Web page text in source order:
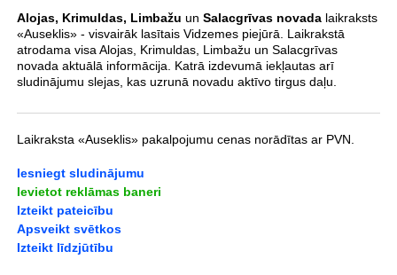
Alojas, Krimuldas, Limbažu un Salacgrīvas novadalaikraksts
«Auseklis» - visvairāk lasītais Vidzemes piejūrā. Laikrakstā
atrodama visa Alojas, Krimuldas, Limbažu un Salacgrīvas
novada aktuālā informācija. Katrā izdevumā iekļautas arī
sludinājumu slejas, kas uzrunā novadu aktīvo tirgus daļu.
Laikraksta «Auseklis» pakalpojumu cenas norādītas ar PVN.
Iesniegt sludinājumu
Ievietot reklāmas baneri
Izteikt pateicību
Apsveikt svētkos
Izteikt līdzjūtību